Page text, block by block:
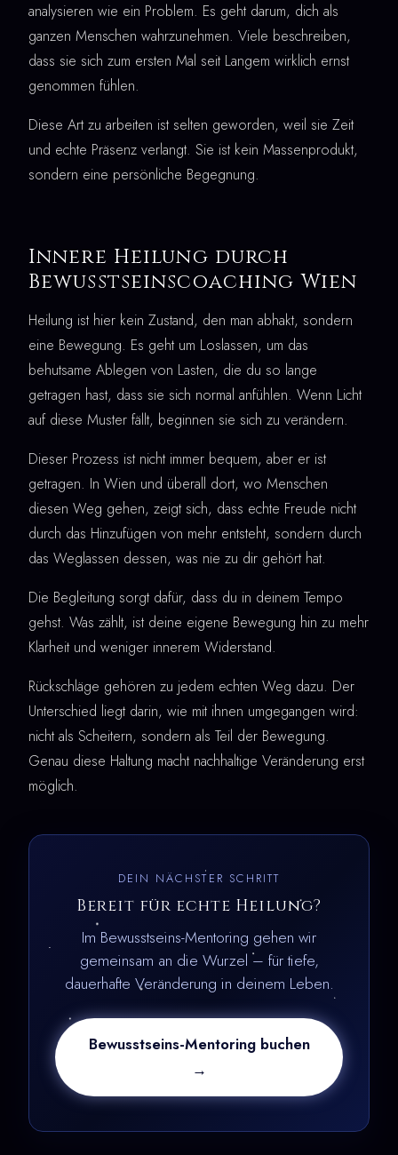
analysieren wie ein Problem. Es geht darum, dich als
ganzen Menschen wahrzunehmen. Viele beschreiben,
dass sie sich zum ersten Mal seit Langem wirklich ernst
genommen fühlen.
Diese Art zu arbeiten ist selten geworden, weil sie Zeit
und echte Präsenz verlangt. Sie ist kein Massenprodukt,
sondern eine persönliche Begegnung.
Innere Heilung durch
Bewusstseinscoaching Wien
Heilung ist hier kein Zustand, den man abhakt, sondern
eine Bewegung. Es geht um Loslassen, um das
behutsame Ablegen von Lasten, die du so lange
getragen hast, dass sie sich normal anfühlen. Wenn Licht
auf diese Muster fällt, beginnen sie sich zu verändern.
Dieser Prozess ist nicht immer bequem, aber er ist
getragen. In Wien und überall dort, wo Menschen
diesen Weg gehen, zeigt sich, dass echte Freude nicht
durch das Hinzufügen von mehr entsteht, sondern durch
das Weglassen dessen, was nie zu dir gehört hat.
Die Begleitung sorgt dafür, dass du in deinem Tempo
gehst. Was zählt, ist deine eigene Bewegung hin zu mehr
Klarheit und weniger innerem Widerstand.
Rückschläge gehören zu jedem echten Weg dazu. Der
Unterschied liegt darin, wie mit ihnen umgegangen wird:
nicht als Scheitern, sondern als Teil der Bewegung.
Genau diese Haltung macht nachhaltige Veränderung erst
möglich.
DEIN NÄCHSTER SCHRITT
Bereit für echte Heilung?
Im Bewusstseins-Mentoring gehen wir
gemeinsam an die Wurzel – für tiefe,
dauerhafte Veränderung in deinem Leben.
Bewusstseins-Mentoring buchen
→